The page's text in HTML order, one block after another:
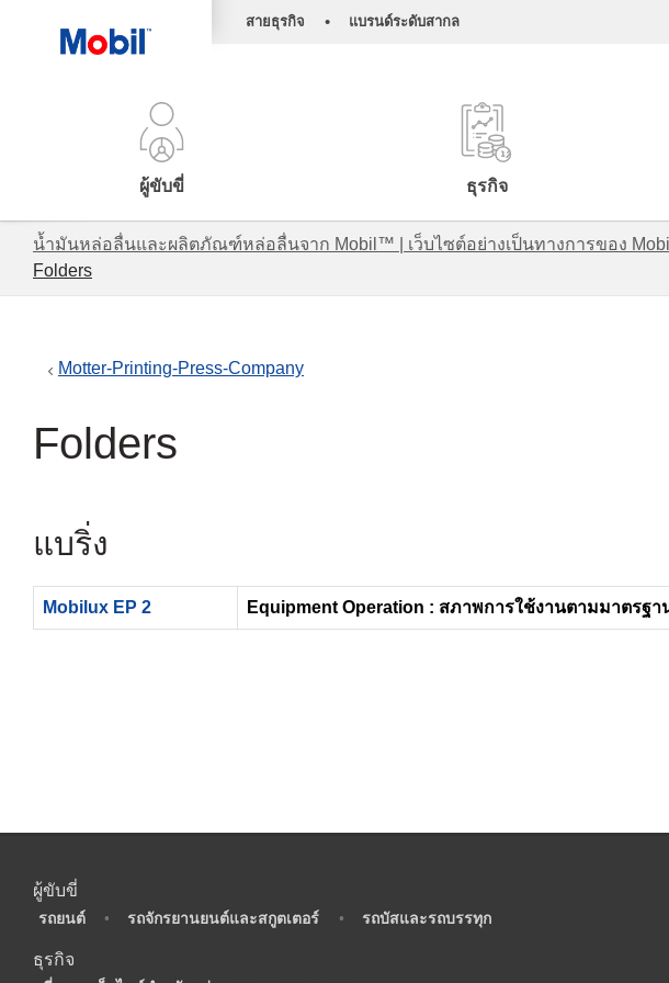
สายธุรกิจ • แบรนด์ระดับสากล
ผู้ขับขี่ ธุรกิจ
น้ำมันหล่อลื่นและผลิตภัณฑ์หล่อลื่นจาก Mobil™ | เว็บไซต์อย่างเป็นทางการของ
Folders
Motter-Printing-Press-Company
Folders
แบริ่ง
Mobilux EP 2 Equipment Operation : สภาพการใช้งานตามมาตรฐา
ผู้ขับขี่
รถยนต์ • รถจักรยานยนต์และสกูตเตอร์ • รถบัสและรถบรรทุก
ธุรกิจ